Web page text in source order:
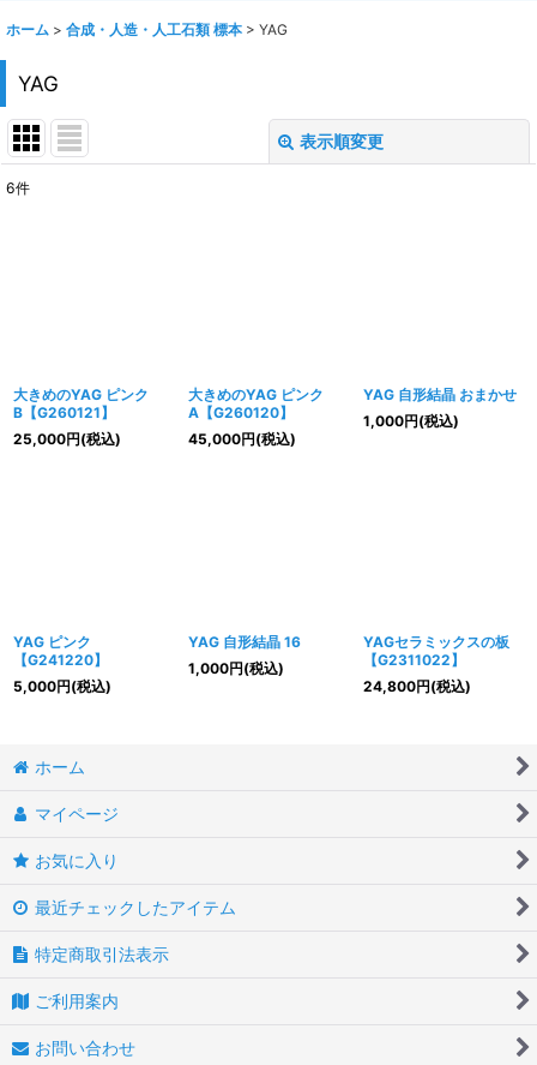
ホーム > 合成・人造・人工石類 標本 > YAG
YAG
表示順変更
6件
大きめのYAG ピンク
B【G260121】
25,000円(税込)
大きめのYAG ピンク
A【G260120】
45,000円(税込)
YAG 自形結晶 おまかせ
1,000円(税込)
YAG ピンク
【G241220】
5,000円(税込)
YAG 自形結晶 16
1,000円(税込)
YAGセラミックスの板
【G2311022】
24,800円(税込)
ホーム
マイページ
お気に入り
最近チェックしたアイテム
特定商取引法表示
ご利用案内
お問い合わせ